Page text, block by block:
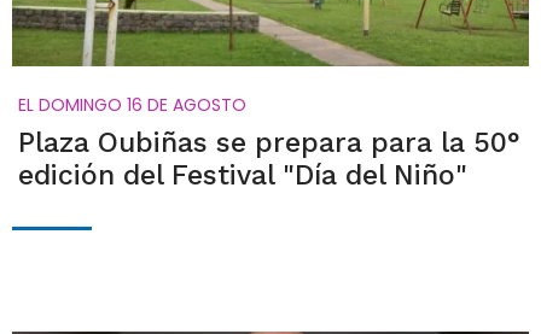
EL DOMINGO 16 DE AGOSTO
Plaza Oubiñas se prepara para la 50°
edición del Festival "Día del Niño"